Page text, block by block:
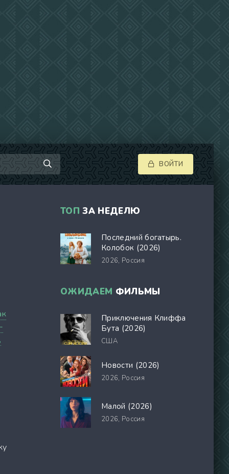
ВОЙТИ
ТОП ЗА НЕДЕЛЮ
Последний богатырь.
Колобок (2026)
2026, Россия
ОЖИДАЕМ ФИЛЬМЫ
Приключения Клиффа
Бута (2026)
США
Новости (2026)
2026, Россия
Малой (2026)
2026, Россия